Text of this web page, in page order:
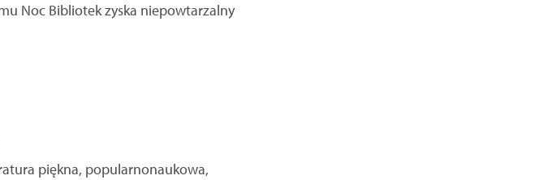
Noc Bibliotek zyska niepowtarzalny
piękna, popularnonaukowa,